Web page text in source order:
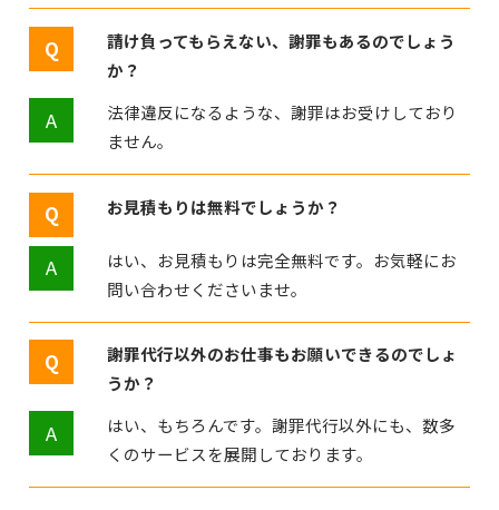
請け負ってもらえない、謝罪もあるのでしょう
か？
法律違反になるような、謝罪はお受けしており
ません。
お見積もりは無料でしょうか？
はい、お見積もりは完全無料です。お気軽にお
問い合わせくださいませ。
謝罪代行以外のお仕事もお願いできるのでしょ
うか？
はい、もちろんです。謝罪代行以外にも、数多
くのサービスを展開しております。